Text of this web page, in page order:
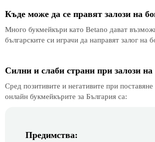
Къде може да се правят залози на
Много букмейкъри като Betano дават
българските си играчи да направят залог на
Силни и слаби страни при залози на
Сред позитивите и негативите при поставяне
онлайн букмейкърите за България са:
Предимства: